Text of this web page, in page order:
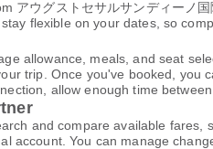
アウグストセサルサンディーノ
flexible on your dates, so
allowance, meals, and seat
trip. Once you've booked,
allow enough time
and compare available
account. You can manage